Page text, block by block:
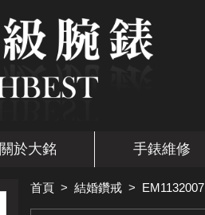
關於大銘 手錶維修
首頁 > 結婚鑽戒 > EM1132007